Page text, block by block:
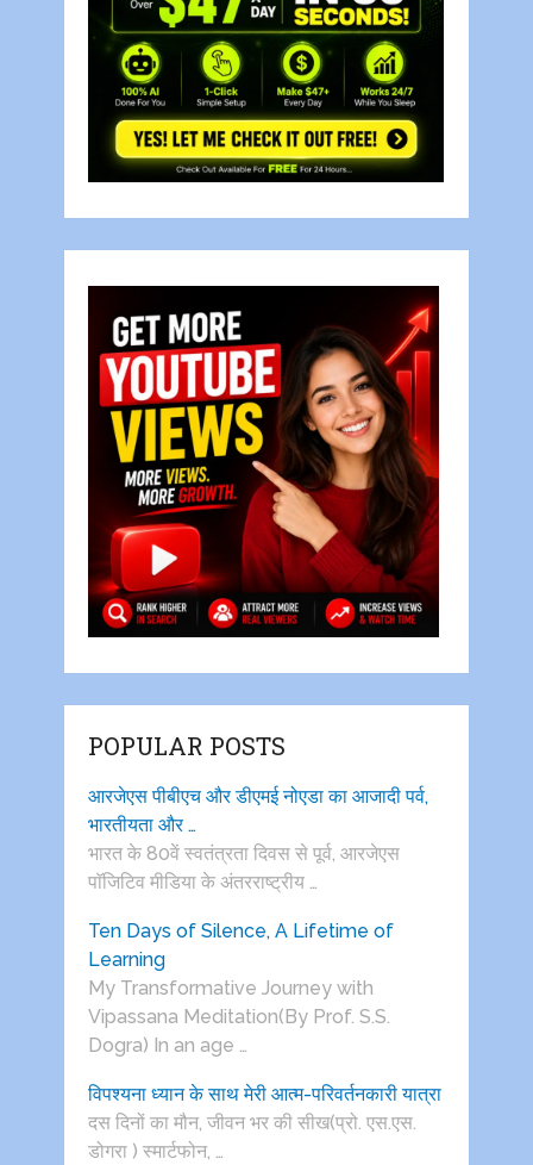
POPULAR POSTS
आरजेएस पीबीएच और डीएमई नोएडा का आजादी पर्व,
भारतीयता और …
भारत के 80वें स्वतंत्रता दिवस से पूर्व, आरजेएस
पाॅजिटिव मीडिया के अंतरराष्ट्रीय …
Ten Days of Silence, A Lifetime of
Learning
My Transformative Journey with
Vipassana Meditation(By Prof. S.S.
Dogra) In an age …
विपश्यना ध्यान के साथ मेरी आत्म-परिवर्तनकारी यात्रा
दस दिनों का मौन, जीवन भर की सीख(प्रो. एस.एस.
डोगरा ) स्मार्टफोन, …